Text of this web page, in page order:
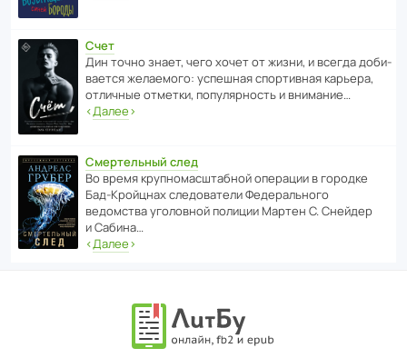
Счет
Дин точно знает, чего хочет от жизни, и всегда доби­
ва­ется жела­е­мого: успе­шная спор­ти­вная карьера,
отли­чные отметки, попу­ля­р­ность и внимание…
‹Далее›
Смертельный след
Во время круп­но­мас­ш­та­бной операции в городке
Бад‑Крой­цнах следо­ва­тели Феде­раль­ного
ведомства уголо­вной полиции Мартен С. Снейдер
и Сабина…
‹Далее›